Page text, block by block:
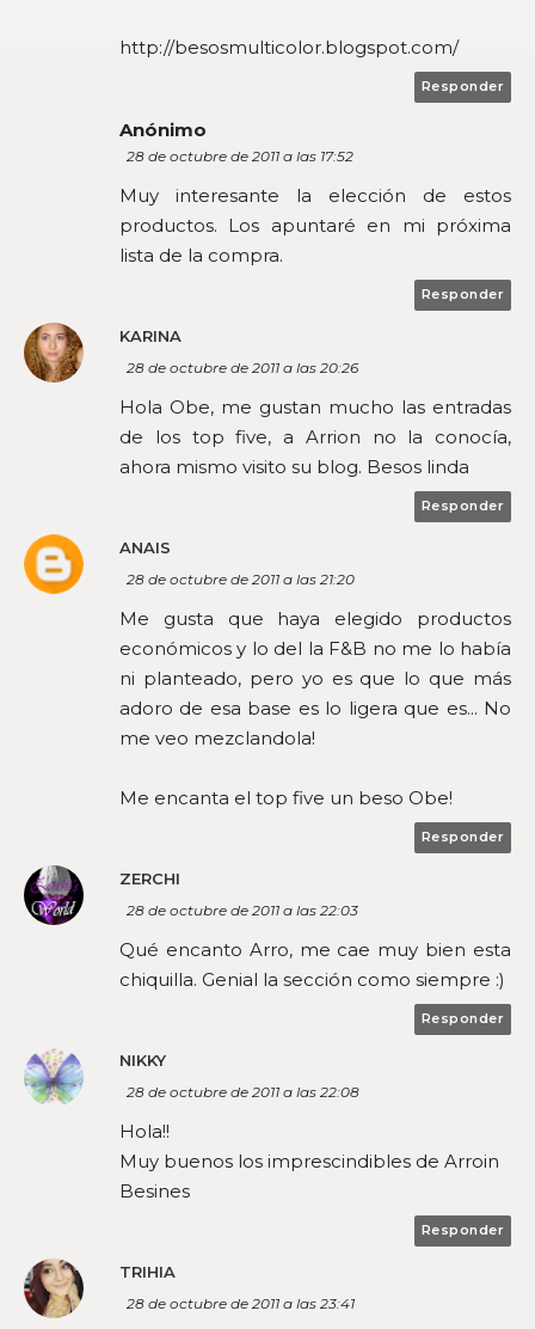
http://besosmulticolor.blogspot.com/
Responder
Anónimo
28 de octubre de 2011 a las 17:52
Muy interesante la elección de estos
productos. Los apuntaré en mi próxima
lista de la compra.
Responder
KARINA
28 de octubre de 2011 a las 20:26
Hola Obe, me gustan mucho las entradas
de los top five, a Arrion no la conocía,
ahora mismo visito su blog. Besos linda
Responder
ANAIS
28 de octubre de 2011 a las 21:20
Me gusta que haya elegido productos
económicos y lo del la F&B no me lo había
ni planteado, pero yo es que lo que más
adoro de esa base es lo ligera que es... No
me veo mezclandola!
Me encanta el top five un beso Obe!
Responder
ZERCHI
28 de octubre de 2011 a las 22:03
Qué encanto Arro, me cae muy bien esta
chiquilla. Genial la sección como siempre :)
Responder
NIKKY
28 de octubre de 2011 a las 22:08
Hola!!
Muy buenos los imprescindibles de Arroin
Besines
Responder
TRIHIA
28 de octubre de 2011 a las 23:41